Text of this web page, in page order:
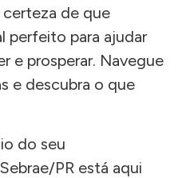
de que
perfeito para ajudar
e prosperar. Navegue
e descubra o que
do seu
PR está aqui